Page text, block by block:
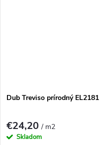
Dub Treviso prírodný EL2181
€24,20/ m2
Skladom